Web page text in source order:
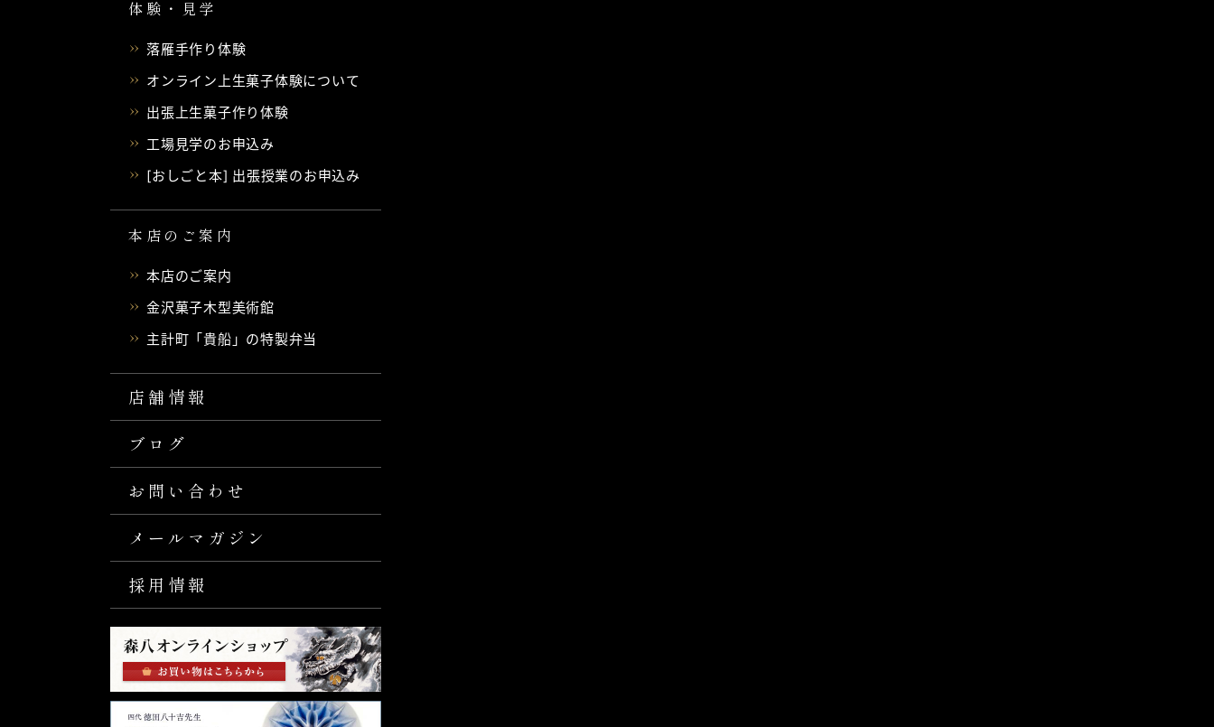
体験・見学
落雁手作り体験
オンライン上生菓子体験について
出張上生菓子作り体験
工場見学のお申込み
[おしごと本] 出張授業のお申込み
本店のご案内
本店のご案内
金沢菓子木型美術館
主計町「貴船」の特製弁当
店舗情報
ブログ
お問い合わせ
メールマガジン
採用情報